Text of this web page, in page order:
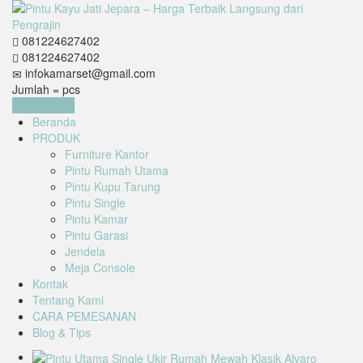
081224627402
081224627402
infokamarset@gmail.com
Jumlah = pcs
Beranda
PRODUK
Furniture Kantor
Pintu Rumah Utama
Pintu Kupu Tarung
Pintu Single
Pintu Kamar
Pintu Garasi
Jendela
Meja Console
Kontak
Tentang Kami
CARA PEMESANAN
Blog & Tips